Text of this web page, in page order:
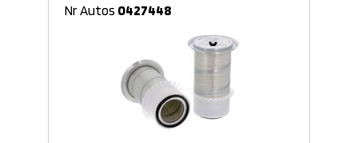
Nr Autos 0427448